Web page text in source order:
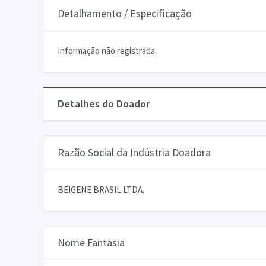
Detalhamento / Especificação
Informação não registrada.
Detalhes do Doador
Razão Social da Indústria Doadora
BEIGENE BRASIL LTDA.
Nome Fantasia